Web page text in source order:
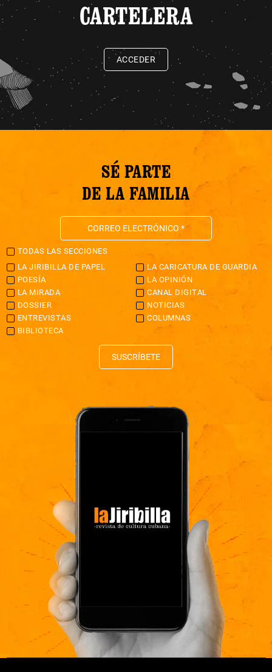
CARTELERA
ACCEDER
SÉ PARTE
DE LA FAMILIA
TODAS LAS SECCIONES
LA JIRIBILLA DE PAPEL
LA CARICATURA DE GUARDIA
POESÍA
LA OPINIÓN
LA MIRADA
CANAL DIGITAL
DOSSIER
NOTICIAS
ENTREVISTAS
COLUMNAS
BIBLIOTECA
SUSCRÍBETE